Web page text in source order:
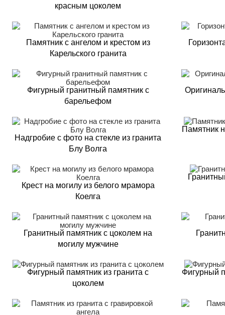
красным цоколем
Памятник с ангелом и крестом из
Карельского гранита
Фигурный гранитный памятник с
барельефом
Надгробие с фото на стекле из гранита
Блу Волга
Памятник
Крест на могилу из белого мрамора
Коелга
Гранитный памятник с цоколем на
могилу мужчине
Фигурный памятник из гранита с
цоколем
Фигурный